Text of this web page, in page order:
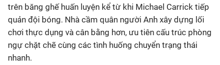
trên băng ghế huấn luyện kể từ khi Michael Carrick tiếp
quản đội bóng. Nhà cầm quân người Anh xây dựng lối
chơi thực dụng và cân bằng hơn, ưu tiên cấu trúc phòng
ngự chặt chẽ cùng các tình huống chuyển trạng thái
nhanh.